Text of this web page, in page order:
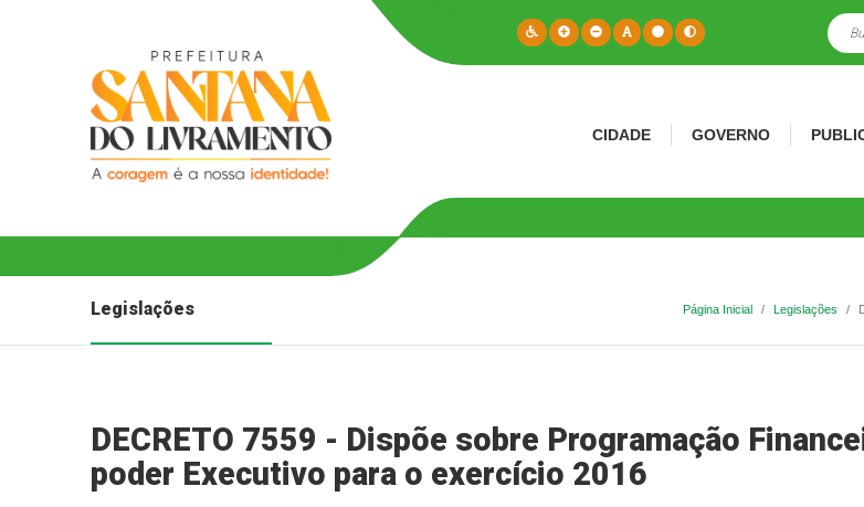
CIDADE GOVERNO
Legislações Página Inicial Legislações
DECRETO 7559 - Dispõe sobre Programação
poder Executivo para o exercício 2016